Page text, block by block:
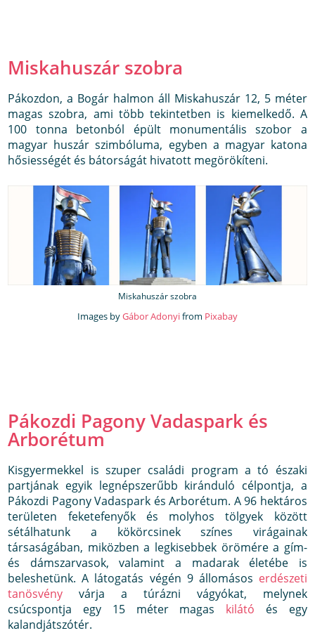
Miskahuszár szobra
Pákozdon, a Bogár halmon áll Miskahuszár 12, 5 méter
magas szobra, ami több tekintetben is kiemelkedő. A
100 tonna betonból épült monumentális szobor a
magyar huszár szimbóluma, egyben a magyar katona
hősiességét és bátorságát hivatott megörökíteni.
Miskahuszár szobra
Images byGábor Adonyifrom Pixabay
Pákozdi Pagony Vadaspark és
Arborétum
Kisgyermekkel is szuper családi program a tó északi
partjának egyik legnépszerűbb kiránduló célpontja, a
Pákozdi Pagony Vadaspark és Arborétum. A 96 hektáros
területen feketefenyők és molyhos tölgyek között
sétálhatunk a kökörcsinek színes virágainak
társaságában, miközben a legkisebbek örömére a gím-
és dámszarvasok, valamint a madarak életébe is
beleshetünk. A látogatás végén 9 állomásos erdészeti
tanösvény várja a túrázni vágyókat, melynek
csúcspontja egy 15 méter magas kilátó és egy
kalandjátszótér.